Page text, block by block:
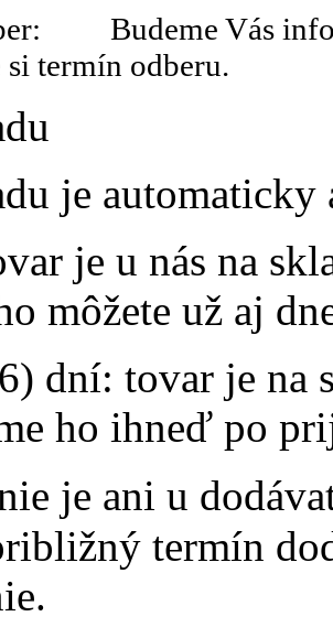
Budeme Vás
si termín odberu.
je
je u nás na
môžete už aj
dní: tovar je na
ho ihneď po
je ani u
termín